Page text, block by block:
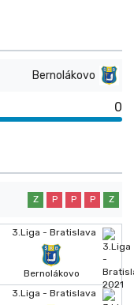
Bernolákovo
0
Z P P P Z
3.Liga - Bratislava
Bernolákovo
3.Liga - Bratislava